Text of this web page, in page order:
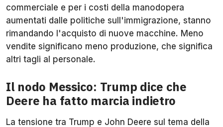
commerciale e per i costi della manodopera
aumentati dalle politiche sull'immigrazione, stanno
rimandando l'acquisto di nuove macchine. Meno
vendite significano meno produzione, che significa
altri tagli al personale.
Il nodo Messico: Trump dice che
Deere ha fatto marcia indietro
La tensione tra Trump e John Deere sul tema della